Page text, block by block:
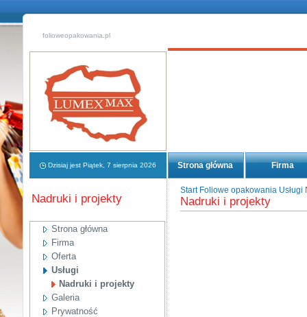
folioweopakowania.pl
Dzisiaj jest Piątek, 7 sierpnia 2026 Strona główna Firma
Nadruki i projekty
Strona główna
Firma
Oferta
Usługi
Nadruki i projekty
Galeria
Prywatność
Start Foliowe opakowania Usługi
Nadruki i projekty